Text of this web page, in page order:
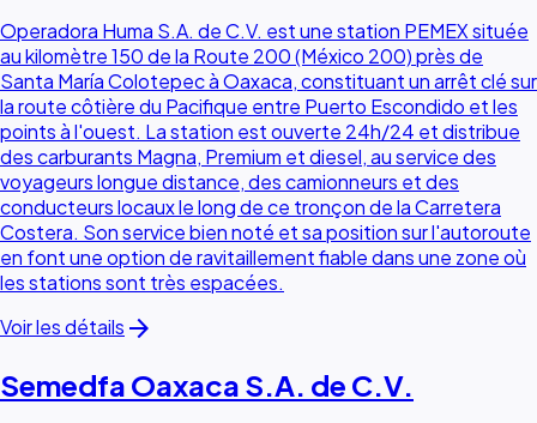
Operadora Huma S.A. de C.V. est une station PEMEX située
au kilomètre 150 de la Route 200 (México 200) près de
Santa María Colotepec à Oaxaca, constituant un arrêt clé sur
la route côtière du Pacifique entre Puerto Escondido et les
points à l'ouest. La station est ouverte 24h/24 et distribue
des carburants Magna, Premium et diesel, au service des
voyageurs longue distance, des camionneurs et des
conducteurs locaux le long de ce tronçon de la Carretera
Costera. Son service bien noté et sa position sur l'autoroute
en font une option de ravitaillement fiable dans une zone où
les stations sont très espacées.
Voir les détails arrow_forward
Semedfa Oaxaca S.A. de C.V.